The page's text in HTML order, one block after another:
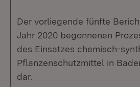
Der vorliegende fünfte
Jahr 2020 begonnenen
des Einsatzes chemisch-
Pflanzenschutzmittel in
dar.